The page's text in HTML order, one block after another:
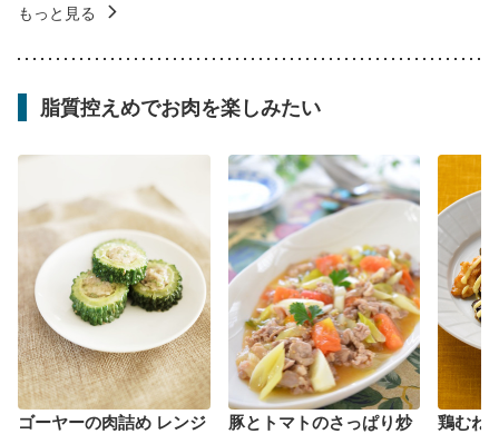
もっと見る
脂質控えめでお肉を楽しみたい
ゴーヤーの肉詰め レンジ
豚とトマトのさっぱり炒
鶏むね